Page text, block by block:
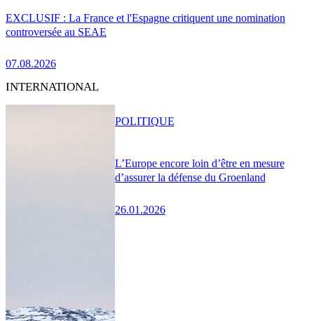
EXCLUSIF : La France et l'Espagne critiquent une nomination
controversée au SEAE
07.08.2026
INTERNATIONAL
L’Europe encore loin d’être en mesure
d’assurer la défense du Groenland
26.01.2026
POLITIQUE